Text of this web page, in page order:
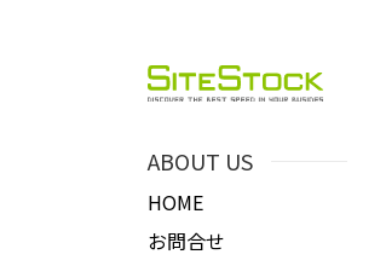
ABOUT US
HOME
お問合せ